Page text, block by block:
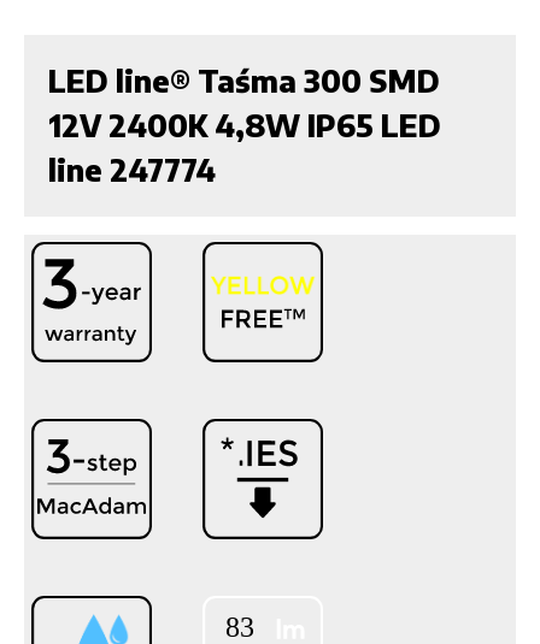
LED line® Taśma 300 SMD
12V 2400K 4,8W IP65 LED
line 247774